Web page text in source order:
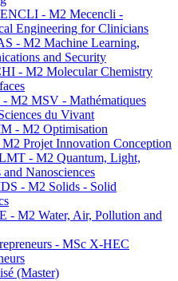
- M2 Mecencli -
Engineering for Clinicians
- M2 Machine Learning,
and Security
- M2 Molecular Chemistry
M2 MSV - Mathématiques
du Vivant
- M2 Optimisation
Projet Innovation Conception
- M2 Quantum, Light,
Nanosciences
- M2 Solids - Solid
- M2 Water, Air, Pollution and
- MSc X-HEC
(Master)